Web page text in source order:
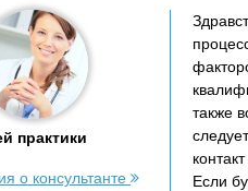
практики
о консультанте
также
Если